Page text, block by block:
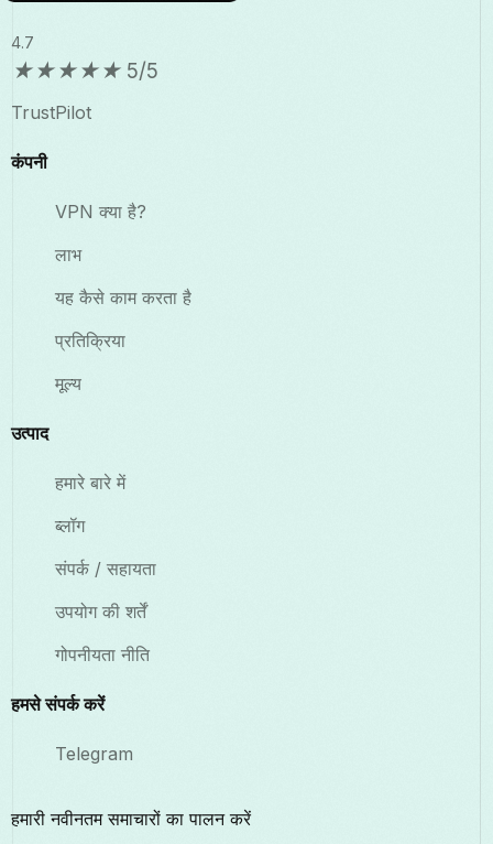
4.7
★★★★★ 5/5
TrustPilot
कंपनी
VPN क्या है?
लाभ
यह कैसे काम करता है
प्रतिक्रिया
मूल्य
उत्पाद
हमारे बारे में
ब्लॉग
संपर्क / सहायता
उपयोग की शर्तें
गोपनीयता नीति
हमसे संपर्क करें
Telegram
हमारी नवीनतम समाचारों का पालन करें